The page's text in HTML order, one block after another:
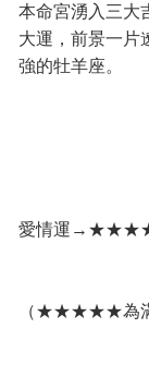
本命宮湧入三大
大運，前景一片
強的牡羊座。
愛情運
（★★★★★為滿